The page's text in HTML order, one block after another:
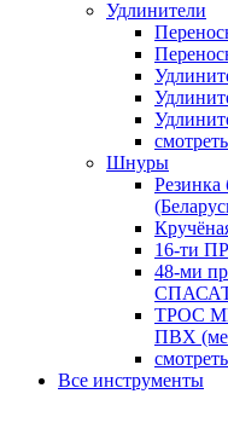
Удлинители
Шнуры
Резинка
16-ти
48-ми
ТРОС
ПВХ
Все инструменты